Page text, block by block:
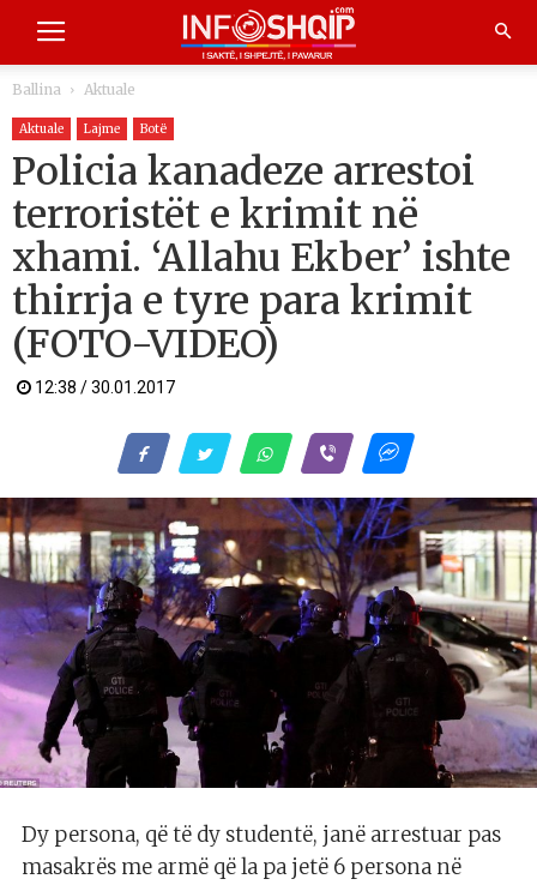
Ballina Aktuale
Aktuale Lajme Botë
Policia kanadeze arrestoi
terroristët e krimit në
xhami. ‘Allahu Ekber’ ishte
thirrja e tyre para krimit
(FOTO-VIDEO)
12:38 / 30.01.2017
Dy persona, që të dy studentë, janë arrestuar pas
masakrës me armë që la pa jetë 6 persona në